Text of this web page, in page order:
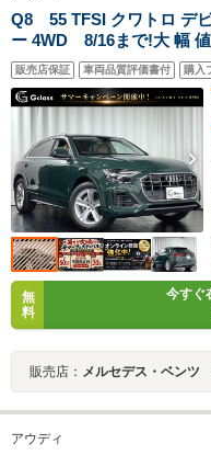
Q8 55 TFSI クワトロ デ
ー 4WD 8/16まで!大 幅
モデル コンフォートアシ
ンルーフ
ス パワークローズドア オ
販売店保証 車両品質評価書付 購入
無
料
今すぐ
販売店： メルセデス・ベン
アウディ